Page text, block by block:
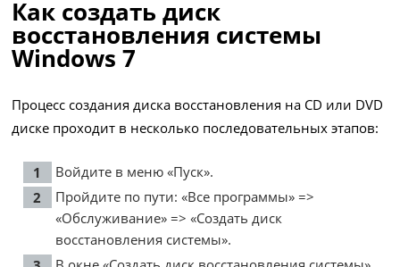
Как создать диск
восстановления системы
Windows 7
Процесс создания диска восстановления на CD или DVD
диске проходит в несколько последовательных этапов:
Войдите в меню «Пуск».
Пройдите по пути: «Все программы» =>
«Обслуживание» => «Создать диск
восстановления системы».